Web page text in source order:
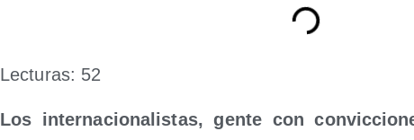
Lec­tu­ras: 52
Los inter­na­cio­na­lis­tas, gen­te con